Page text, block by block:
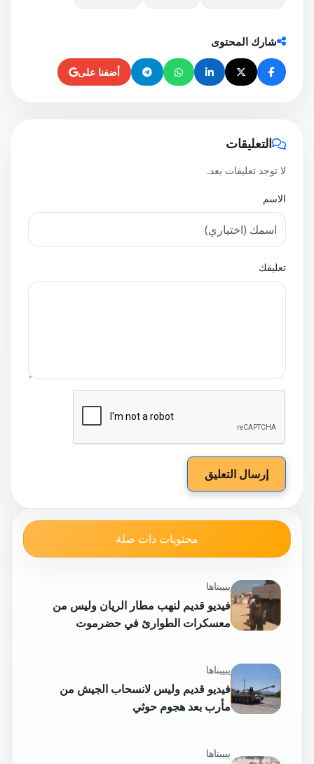
شارك المحتوى
أضفنا على
التعليقات
لا توجد تعليقات بعد.
الاسم
تعليقك
إرسال التعليق
محتويات ذات صلة
يبيبناها
فيديو قديم لنهب مطار الريان وليس من
معسكرات الطوارئ في حضرموت
يبيبناها
فيديو قديم وليس لانسحاب الجيش من
مأرب بعد هجوم حوثي
يبيبناها